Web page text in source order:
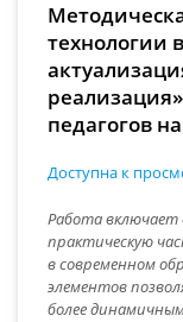
технологии
педагогов
Доступна к
Работа включает
практическую
в современном
элементов
более